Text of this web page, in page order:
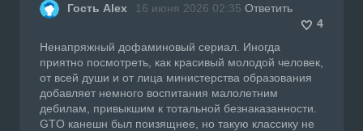
Гость Alex 16 июня 2026 02:35 Ответить
4
Ненапряжный дофаминовый сериал. Иногда
приятно посмотреть, как красивый молодой человек,
от всей души и от лица министерства образования
добавляет немного воспитания малолетним
дебилам, привыкшим к тотальной безнаказанности.
GTO канешн был поизящнее, но такую классику не